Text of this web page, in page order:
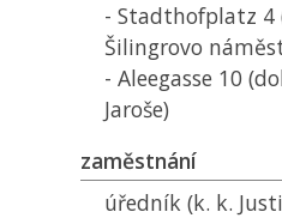
- Stadthofplatz 4
Šilingrovo
- Aleegasse 10
Jaroše)
zaměstnání
úředník (k. k.